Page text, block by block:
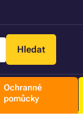
Hledat
Ochranné
pomůcky